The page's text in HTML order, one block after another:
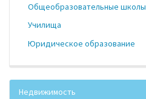
Общеобразовательные школы
Училища
Юридическое образование
Недвижимость